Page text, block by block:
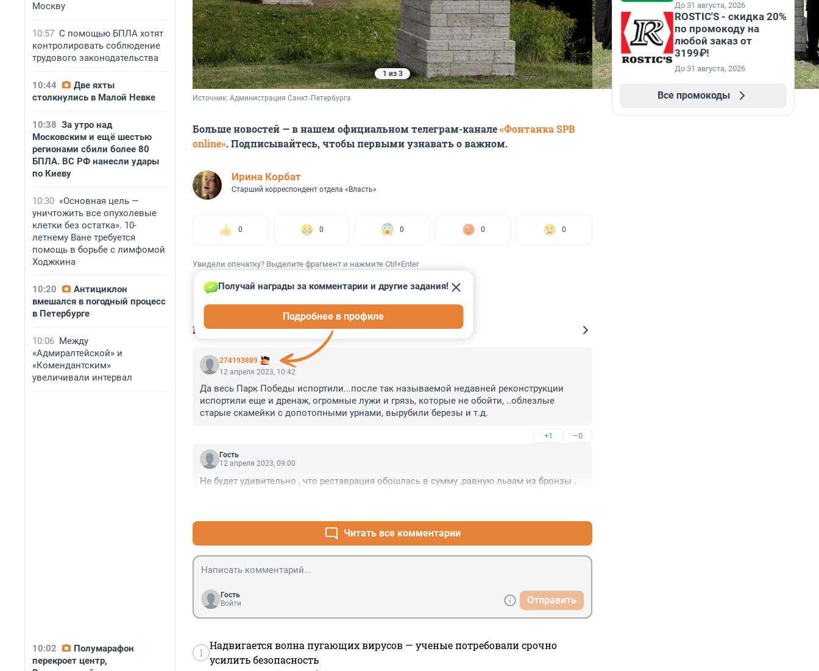
Москву
10:57 С помощью БПЛА хотят
контролировать соблюдение
трудового законодательства
10:44
Две яхты
столкнулись в Малой Невке
10:38 За утро над
Московским и ещё шестью
регионами сбили более 80
БПЛА. ВС РФ нанесли удары
по Киеву
10:30 «Основная цель —
уничтожить все опухолевые
клетки без остатка». 10-
летнему Ване требуется
помощь в борьбе с лимфомой
Ходжкина
10:20
Антициклон
вмешался в погодный процесс
в Петербурге
10:06 Между
«Адмиралтейской» и
«Комендантским»
увеличивали интервал
10:02
Полумарафон
перекроет центр,
1 из 3
Источник: Администрация Санкт‑Петербурга
Больше новостей — в нашем официальном телеграм-канале«Фонтанка SPB
online». Подписывайтесь, чтобы первыми узнавать о важном.
Иpина Корбат
Старший корреспондент отдела «Власть»
0 0 0 0 0
Увидели опечатку? Выделите фрагмент и нажмите Ctrl+Enter
КОММЕНТАРИИ 28
274193889
Получай награды за комментарии и другие задания!
Подробнее в профиле
12 апреля 2023, 10:42
Да весь Парк Победы испортили...после так называемой недавней реконструкции
испортили еще и дренаж, огромные лужи и грязь, которые не обойти, ..облезлые
старые скамейки с допотопными урнами, вырубили березы и т.д.
+1 –0
Гость
12 апреля 2023, 09:00
Не будет удивительно , что реставрация обошлась в сумму ,равную льаам из бронзы .
Читать все комментарии
Гость
Войти
Отправить
1
Надвигается волна пугающих вирусов — ученые потребовали срочно
усилить безопасность
До 31 августа, 2026
ROSTIC'S - скидка 20%
по промокоду на
любой заказ от
3199₽!
До 31 августа, 2026
Все промокоды